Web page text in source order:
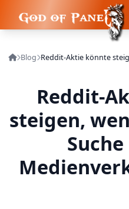
Blog
Reddit-
steigen,